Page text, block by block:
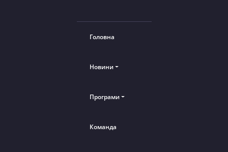
Головна
Новини
Програми
Команда